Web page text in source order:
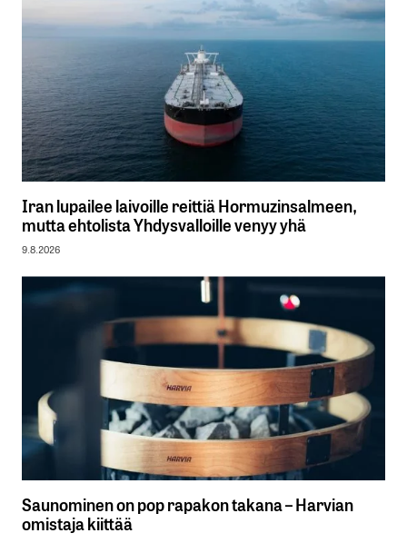
Iran lupailee laivoille reittiä Hormuzinsalmeen,
mutta ehtolista Yhdysvalloille venyy yhä
9.8.2026
Saunominen on pop rapakon takana – Harvian
omistaja kiittää